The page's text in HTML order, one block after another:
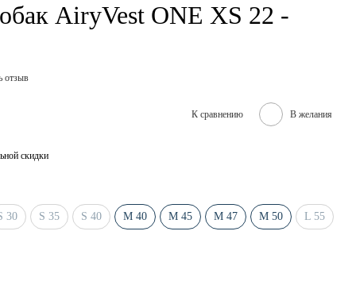
AiryVest ONE XS 22 -
отзыв
К сравнению В желания
скидки
30 S 35 S 40 M 40 M 45 M 47 M 50 L 55